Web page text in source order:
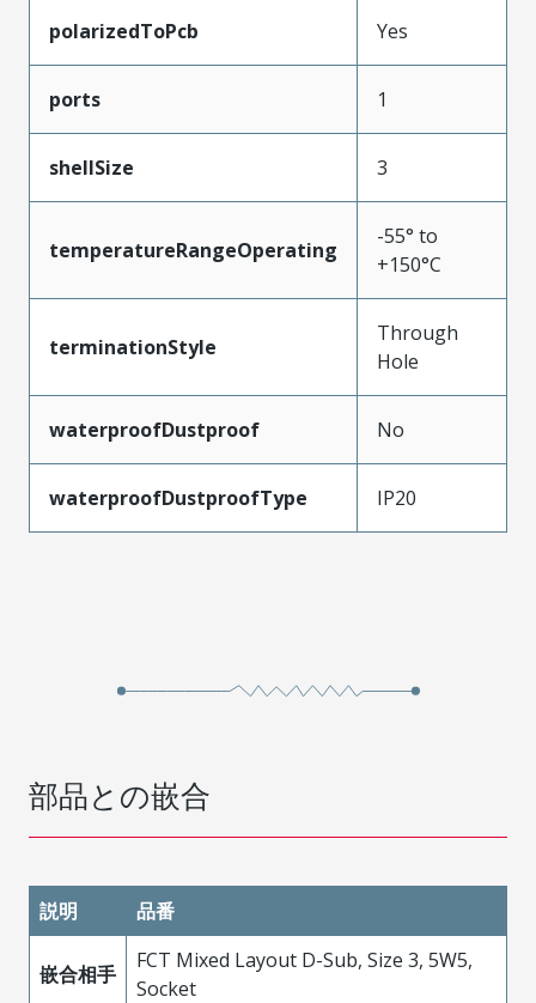
polarizedToPcb Yes
ports 1
shellSize 3
temperatureRangeOperating
-55° to
+150°C
terminationStyle
Through
Hole
waterproofDustproof No
waterproofDustproofType IP20
部品との嵌合
説明 品番
嵌合相手
FCT Mixed Layout D-Sub, Size 3, 5W5,
Socket